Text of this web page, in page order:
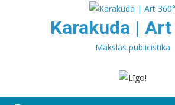
Karakuda | Art
Mākslas publicistika